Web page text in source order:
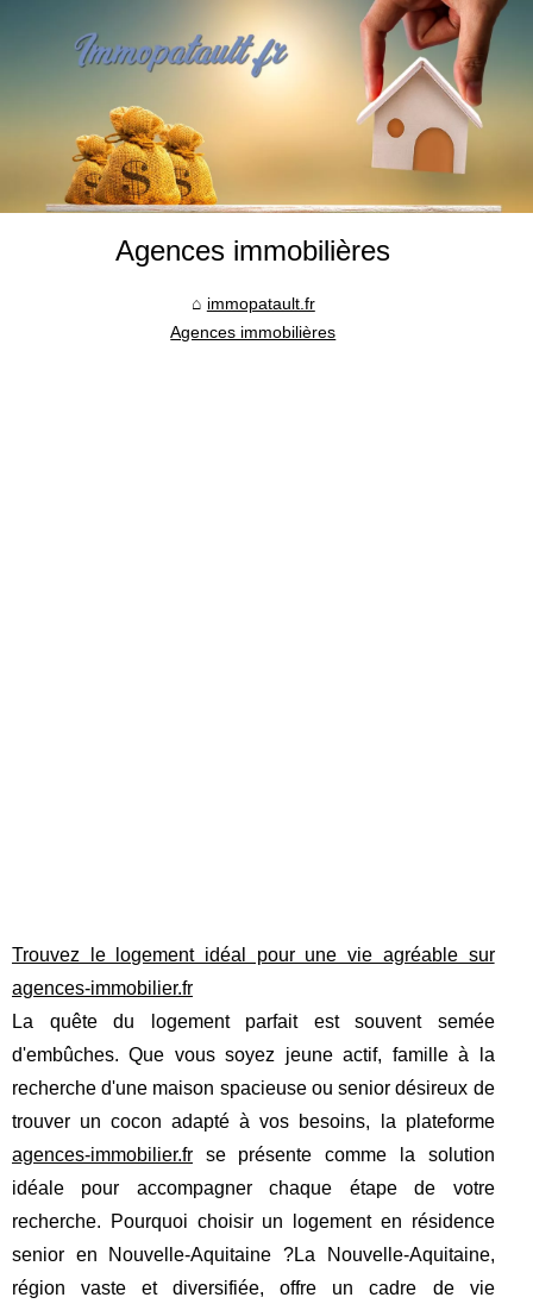
Agences immobilières
immopatault.fr
Agences immobilières
Trouvez le logement idéal pour une vie agréable sur
agences-immobilier.fr
La quête du logement parfait est souvent semée
d'embûches. Que vous soyez jeune actif, famille à la
recherche d'une maison spacieuse ou senior désireux de
trouver un cocon adapté à vos besoins, la plateforme
agences-immobilier.fr se présente comme la solution
idéale pour accompagner chaque étape de votre
recherche. Pourquoi choisir un logement en résidence
senior en Nouvelle-Aquitaine ?La Nouvelle-Aquitaine,
région vaste et diversifiée, offre un cadre de vie